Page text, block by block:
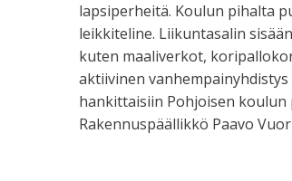
lapsiperheitä. Koulun pihalta
leikkiteline. Liikuntasalin
kuten maaliverkot,
aktiivinen
hankittaisiin Pohjoisen
Rakennuspäällikkö Paavo